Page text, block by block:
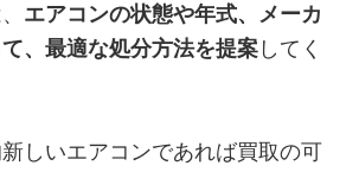
エアコンの状態や年式、メーカ
、最適な処分方法を提案 してく
しいエアコンであれば買取の可